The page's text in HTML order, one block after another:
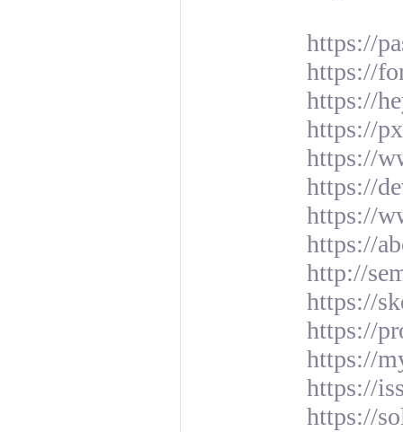
https://
https://
https://
https://
https://
https://
https://
https://
http://
https://
https://
https://
https://
https://